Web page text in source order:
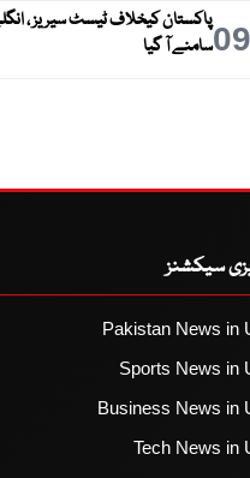
09سامنے آ گیا
سیکشنز
Pakistan News in
Sports News in
Business News in
Tech News in